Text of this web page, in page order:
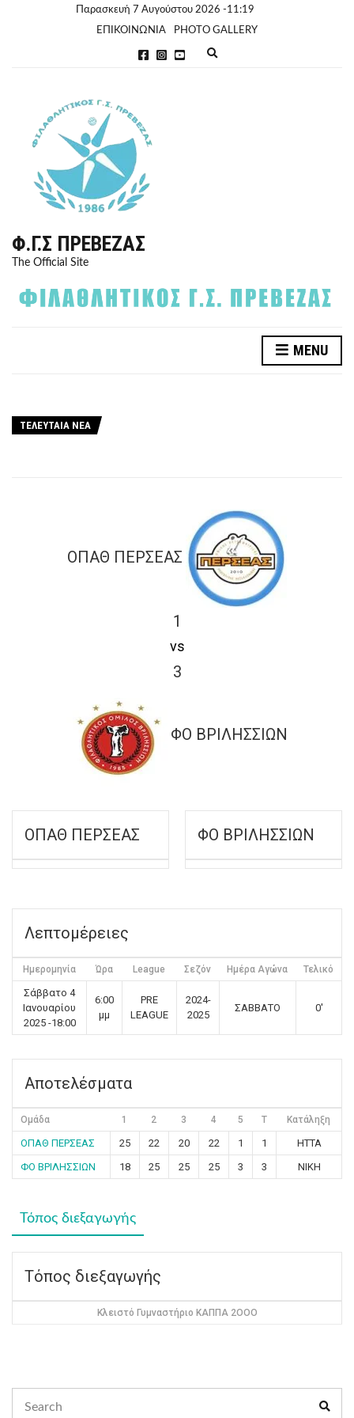
Παρασκευή 7 Αυγούστου 2026 -11:19
ΕΠΙΚΟΙΝΩΝΙΑ
PHOTO GALLERY
Φ.Γ.Σ ΠΡΈΒΕΖΑΣ
The Official Site
MENU
ΤΕΛΕΥΤΑΙΑ ΝΕΑ
ΟΠΑΘ ΠΕΡΣΕΑΣ
1
vs
3
ΦΟ ΒΡΙΛΗΣΣΙΩΝ
ΟΠΑΘ ΠΕΡΣΕΑΣ ΦΟ ΒΡΙΛΗΣΣΙΩΝ
Λεπτομέρειες
Ημερομηνία Ώρα League Σεζόν Ημέρα Αγώνα Τελικό
Σάββατο 4
Ιανουαρίου
2025 -18:00
6:00
μμ
PRE
LEAGUE
2024-
2025
ΣΑΒΒΑΤΟ 0'
Αποτελέσματα
Ομάδα 1 2 3 4 5 T Κατάληξη
ΟΠΑΘ ΠΕΡΣΕΑΣ 25 22 20 22 1 1
ΗΤΤΑ
ΦΟ ΒΡΙΛΗΣΣΙΩΝ
18 25 25 25 3 3 ΝΙΚΗ
Τόπος διεξαγωγής
Τόπος διεξαγωγής
Κλειστό Γυμναστήριο ΚΑΠΠΑ 2ΟΟΟ
for: